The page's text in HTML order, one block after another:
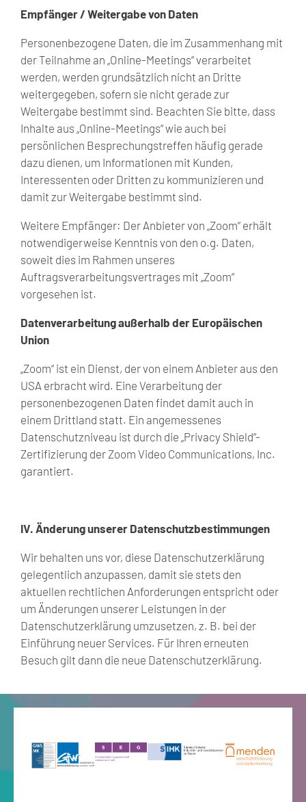
Empfänger / Weitergabe von Daten
Personenbezogene Daten, die im Zusammenhang mit
der Teilnahme an „Online-Meetings“ verarbeitet
werden, werden grundsätzlich nicht an Dritte
weitergegeben, sofern sie nicht gerade zur
Weitergabe bestimmt sind. Beachten Sie bitte, dass
Inhalte aus „Online-Meetings“ wie auch bei
persönlichen Besprechungstreffen häufig gerade
dazu dienen, um Informationen mit Kunden,
Interessenten oder Dritten zu kommunizieren und
damit zur Weitergabe bestimmt sind.
Weitere Empfänger: Der Anbieter von „Zoom“ erhält
notwendigerweise Kenntnis von den o.g. Daten,
soweit dies im Rahmen unseres
Auftragsverarbeitungsvertrages mit „Zoom“
vorgesehen ist.
Datenverarbeitung außerhalb der Europäischen
Union
„Zoom“ ist ein Dienst, der von einem Anbieter aus den
USA erbracht wird. Eine Verarbeitung der
personenbezogenen Daten findet damit auch in
einem Drittland statt. Ein angemessenes
Datenschutzniveau ist durch die „Privacy Shield“-
Zertifizierung der Zoom Video Communications, Inc.
garantiert.
IV. Änderung unserer Datenschutzbestimmungen
Wir behalten uns vor, diese Datenschutzerklärung
gelegentlich anzupassen, damit sie stets den
aktuellen rechtlichen Anforderungen entspricht oder
um Änderungen unserer Leistungen in der
Datenschutzerklärung umzusetzen, z. B. bei der
Einführung neuer Services. Für Ihren erneuten
Besuch gilt dann die neue Datenschutzerklärung.